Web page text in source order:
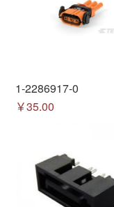
1-2286917-0
￥35.00